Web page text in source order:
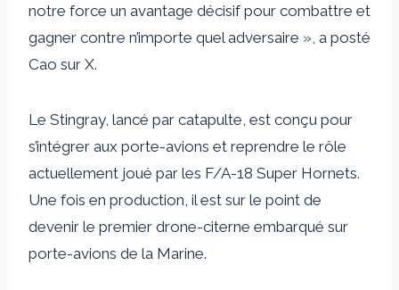
notre force un avantage décisif pour combattre et
gagner contre n’importe quel adversaire », a posté
Cao sur X.
Le Stingray, lancé par catapulte, est conçu pour
s’intégrer aux porte-avions et reprendre le rôle
actuellement joué par les F/A-18 Super Hornets.
Une fois en production, il est sur le point de
devenir le premier drone-citerne embarqué sur
porte-avions de la Marine.